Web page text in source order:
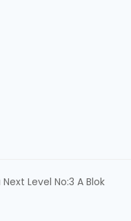
Next Level No:3 A Blok